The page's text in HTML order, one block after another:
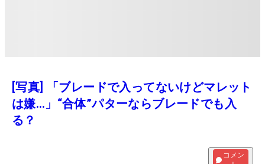
[写真] 「ブレードで入ってないけどマレット
は嫌…」“合体”パターならブレードでも入
る？
コメン